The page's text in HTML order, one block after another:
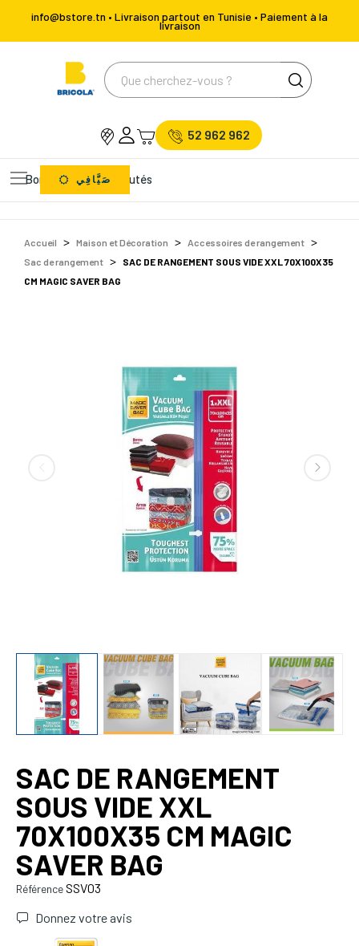
info@bstore.tn • Livraison partout en Tunisie • Paiement à la
livraison
52 962 962
Bons Plans Nouveautés
صَيَّافِي
Accueil Maison et Décoration
Accessoires de rangement
Sac de rangement
SAC DE RANGEMENT SOUS VIDE XXL 70X100X35
CM MAGIC SAVER BAG
SAC DE RANGEMENT
SOUS VIDE XXL
70X100X35 CM MAGIC
SAVER BAG
RéférenceSSV03
Donnez votre avis